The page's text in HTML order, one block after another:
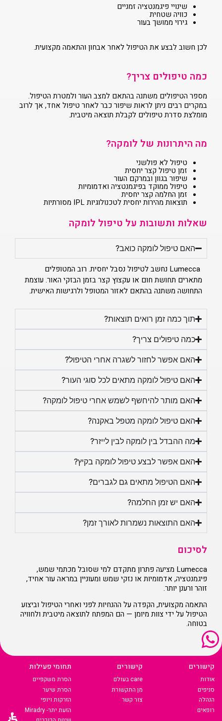
שינויי פיגמנטציה זמניים
כוויה שטחית
גירוי ממושך בעור
לכן חשוב לבצע את הטיפול לאחר אבחון והתאמה מקצועית.
כמה טיפולים צריך?
מספר הטיפולים משתנה בהתאם למצב העור ולמטרת הטיפול.
במקרים רבים ניתן לראות שיפור כבר לאחר טיפול אחד, אך לרוב
מומלצת סדרת טיפולים לקבלת תוצאה מיטבית.
מה היתרונות של לומקה?
טיפול לא פולשני
זמן טיפול קצר יחסית
שיפור בגוון ובמרקם העור
טיפול ממוקד בפיגמנטציה ואדמומיות
זמן החלמה קצר יחסית
תוצאות מהירות יחסית לטכנולוגיות IPL מסורתיות
שאלות ותשובות על טיפול לומקה
האם טיפול לומקה כואב?
Lumecca נחשב לטיפול נסבל יחסית. רוב המטופלים
מתארים תחושת חום או עקצוץ קצר בזמן הבזקי האור. עוצמת
התחושה משתנה בהתאם לאזור המטופל ולרגישות האישית.
תוך כמה זמן רואים תוצאות?
כמה טיפולים צריך?
האם אפשר לחזור לשגרה אחרי הטיפול?
האם טיפול לומקה מתאים לכל סוגי העור?
האם מותר להיחשף לשמש אחרי טיפול לומקה?
האם טיפול לומקה מטפל באקנה?
מה ההבדל בין לומקה לבין לייזר?
האם אפשר לבצע טיפול לומקה בקיץ?
האם הטיפול מתאים גם לגברים?
האם יש זמן החלמה?
האם התוצאות נשמרות לאורך זמן?
לסיכום
Lumecca מציעה פתרון מתקדם למי שסובל מכתמי שמש,
פיגמנטציה, אדמומיות או נזקי שמש ומעוניין במראה עור אחיד,
זוהר ורענן יותר.
התאמה מקצועית, הקפדה על ההנחיות לפני ואחרי הטיפול וביצוע
הטיפול על ידי צוות מיומן — הם המפתח לתוצאה מיטבית ולחוויה
בטוחה.
קישורים
אודות
סניפים
הנהלה
רופאים
קישורים
care בעולם
מן התקשורת
צור קשר
תחומי פעילות
הסרת משקפיים
הסרת שיער
הזרקות ויופי
הזעת יתר- Miradry